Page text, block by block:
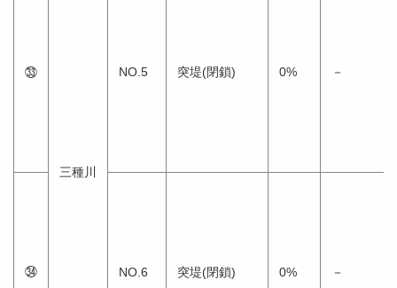
三種川
㉝ NO.5 突堤(閉鎖) 0% －
㉞ NO.6 突堤(閉鎖) 0% －